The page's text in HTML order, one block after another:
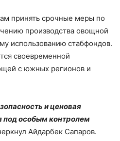
принять срочные меры по
производства овощной
использованию стабфондов.
своевременной
с южных регионов и
и ценовая
под особым контролем
Айдарбек Сапаров.